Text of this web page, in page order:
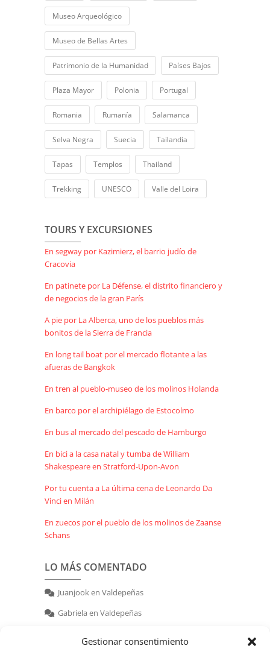
Gestionar consentimiento
Museo Arqueológico
Museo de Bellas Artes
Patrimonio de la Humanidad Países Bajos
Plaza Mayor Polonia Portugal
Romania Rumanía Salamanca
Selva Negra Suecia Tailandia
Tapas Templos Thailand
Trekking UNESCO Valle del Loira
TOURS Y EXCURSIONES
En segway por Kazimierz, el barrio judío de
Cracovia
En patinete por La Défense, el distrito financiero y
de negocios de la gran París
A pie por La Alberca, uno de los pueblos más
bonitos de la Sierra de Francia
En long tail boat por el mercado flotante a las
afueras de Bangkok
En tren al pueblo-museo de los molinos Holanda
En barco por el archipiélago de Estocolmo
En bus al mercado del pescado de Hamburgo
En bici a la casa natal y tumba de William
Shakespeare en Stratford-Upon-Avon
Por tu cuenta a La última cena de Leonardo Da
Vinci en Milán
En zuecos por el pueblo de los molinos de Zaanse
Schans
LO MÁS COMENTADO
Juanjooken Valdepeñas
Gabriela en Valdepeñas